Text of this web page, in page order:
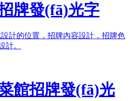
牌發(fā)光字
的位置，招牌內容設計，招牌色
。
館招牌發(fā)光